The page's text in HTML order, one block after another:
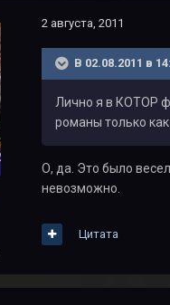
2 августа, 2011
В 02.08.2011 в
Лично я в КОТОР
романы только
О, да. Это было
невозможно.
Цитата